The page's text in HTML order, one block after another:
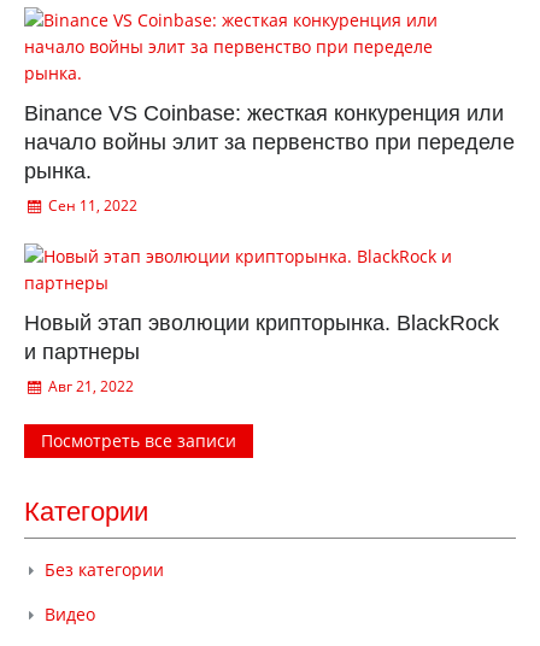
Binance VS Coinbase: жесткая конкуренция или
начало войны элит за первенство при переделе
рынка.
Сен 11, 2022
Новый этап эволюции крипторынка. BlackRock
и партнеры
Авг 21, 2022
Посмотреть все записи
Категории
Без категории
Видео